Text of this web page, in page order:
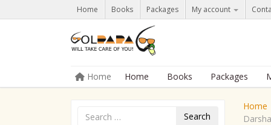
Home Books Packages My account
Menu
Skip to content
Home Home Books Packages
Search
Home